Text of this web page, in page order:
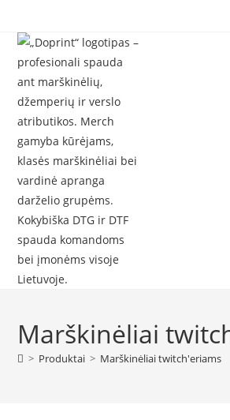
content
Marškinėliai
> Produktai > Marškinėliai twitch'eriams